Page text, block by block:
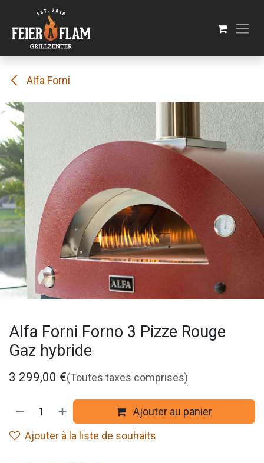
Se rendre au contenu
Alfa Forni
Alfa Forni Forno 3 Pizze Rouge
Gaz hybride
3 299,00 €(Toutes taxes comprises)
Ajouter au panier
Ajouter à la liste de souhaits